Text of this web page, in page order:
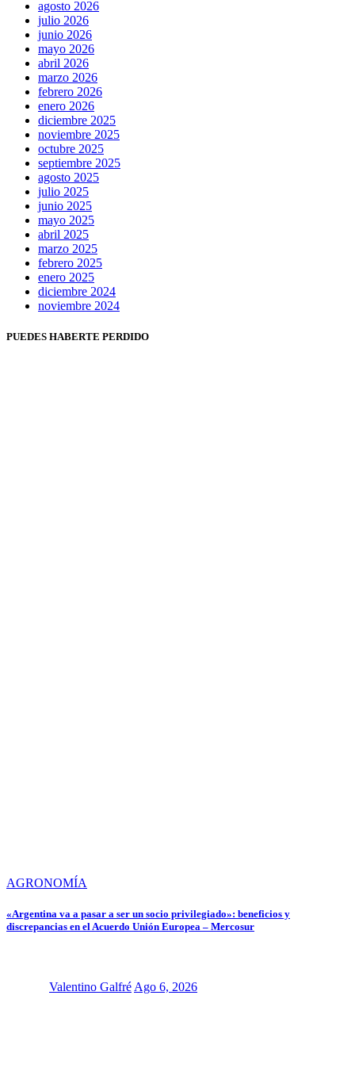
agosto 2026
julio 2026
junio 2026
mayo 2026
abril 2026
marzo 2026
febrero 2026
enero 2026
diciembre 2025
noviembre 2025
octubre 2025
septiembre 2025
agosto 2025
julio 2025
junio 2025
mayo 2025
abril 2025
marzo 2025
febrero 2025
enero 2025
diciembre 2024
noviembre 2024
PUEDES HABERTE PERDIDO
AGRONOMÍA
«Argentina va a pasar a ser un socio privilegiado»: beneficios y
discrepancias en el Acuerdo Unión Europea – Mercosur
Valentino Galfré Ago 6, 2026